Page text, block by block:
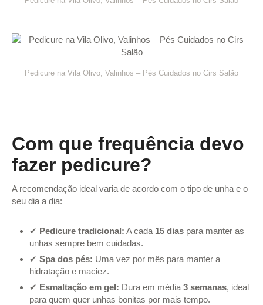
Pedicure na Vila Olivo, Valinhos – Pés Cuidados no Cirs Salão
Com que frequência devo
fazer pedicure?
A recomendação ideal varia de acordo com o tipo de unha e o
seu dia a dia:
✔ Pedicure tradicional: A cada 15 dias para manter as
unhas sempre bem cuidadas.
✔ Spa dos pés: Uma vez por mês para manter a
hidratação e maciez.
✔ Esmaltação em gel: Dura em média 3 semanas, ideal
para quem quer unhas bonitas por mais tempo.